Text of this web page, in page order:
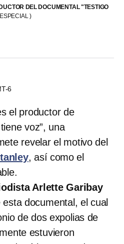
DEL DOCUMENTAL "TESTIGO
)
6
el productor de
voz”, una
revelar el motivo del
, así como el
Arlette Garibay
documental, el cual
de dos expolias de
estuvieron